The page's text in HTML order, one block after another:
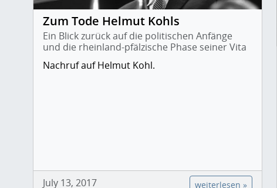
Zum Tode Helmut Kohls
Ein Blick zurück auf die politischen Anfänge
und die rheinland-pfälzische Phase seiner Vita
Nachruf auf Helmut Kohl.
July 13, 2017 weiterlesen »